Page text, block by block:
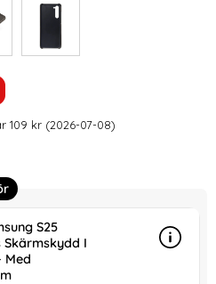
Galaxy S24 Plus
nedsatt med
109 kr (2026-07-08)
S25
Skärmskydd I
Med
Info
mer